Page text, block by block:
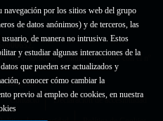
navegación por los sitios web del grupo
de datos anónimos) y de terceros, las
de manera no intrusiva. Estos
y estudiar algunas interacciones de la
que pueden ser actualizados y
conocer cómo cambiar la
previo al empleo de cookies, en nuestra
de Educación, Cultura y Deporte con el nº
Zaragoza.
Contacto
Declaración de accesibilidad